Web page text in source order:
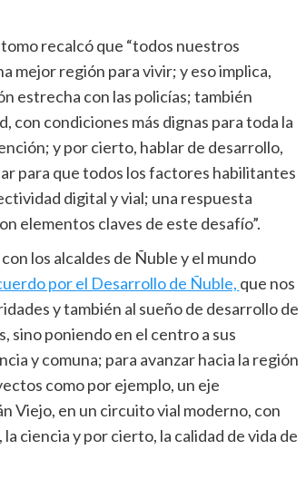
recalcó que “todos nuestros
mejor región para vivir; y eso implica,
estrecha con las policías; también
con condiciones más dignas para toda la
y por cierto, hablar de desarrollo,
para que todos los factores habilitantes
digital y vial; una respuesta
elementos claves de este desafío”.
los alcaldes de Ñuble y el mundo
por el Desarrollo de Ñuble, que nos
y también al sueño de desarrollo de
sino poniendo en el centro a sus
y comuna; para avanzar hacia la región
como por ejemplo, un eje
Viejo, en un circuito vial moderno, con
ciencia y por cierto, la calidad de vida de